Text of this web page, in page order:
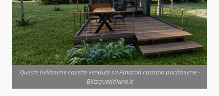
Queste bellissime casette vendute su Amazon costano pochissime -
Blitzquotidiano.it